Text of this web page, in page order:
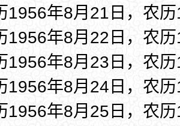
1956年8月21日，农
1956年8月22日，农
1956年8月23日，农
1956年8月24日，农
1956年8月25日，农